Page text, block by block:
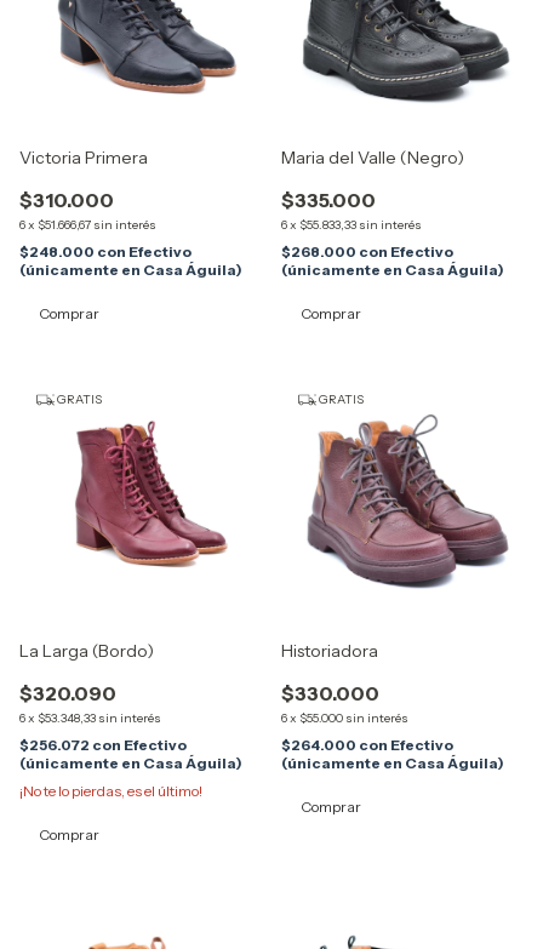
Victoria Primera
$310.000
6x $51.666,67 sin interés
$248.000 con Efectivo
(únicamente en Casa Águila)
Comprar
Maria del Valle (Negro)
$335.000
6x $55.833,33 sin interés
$268.000 con Efectivo
(únicamente en Casa Águila)
Comprar
GRATIS
La Larga (Bordo)
$320.090
6x $53.348,33 sin interés
$256.072 con Efectivo
(únicamente en Casa Águila)
¡No te lo pierdas, es el último!
Comprar
GRATIS
Historiadora
$330.000
6x $55.000 sin interés
$264.000 con Efectivo
(únicamente en Casa Águila)
Comprar